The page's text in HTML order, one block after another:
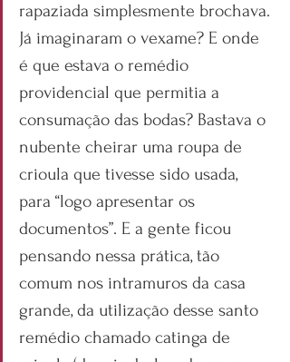
rapaziada simplesmente brochava.
Já imaginaram o vexame? E onde
é que estava o remédio
providencial que permitia a
consumação das bodas? Bastava o
nubente cheirar uma roupa de
crioula que tivesse sido usada,
para “logo apresentar os
documentos”. E a gente ficou
pensando nessa prática, tão
comum nos intramuros da casa
grande, da utilização desse santo
remédio chamado catinga de